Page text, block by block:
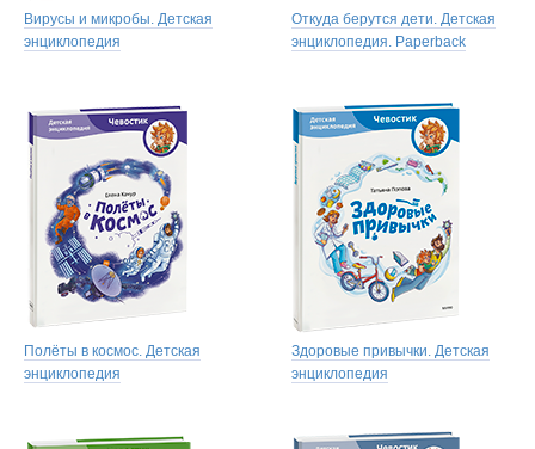
Вирусы и микробы. Детская
энциклопедия
Откуда берутся дети. Детская
энциклопедия. Paperback
Полёты в космос. Детская
энциклопедия
Здоровые привычки. Детская
энциклопедия